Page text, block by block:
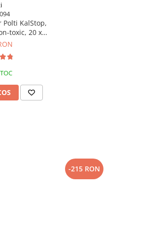
322 276.
de adresă și produs.
legală de conformitate de 2
garanția și service-ulși
Depanero și programul
KalStop,
toxic, 20 x 5
-215 RON